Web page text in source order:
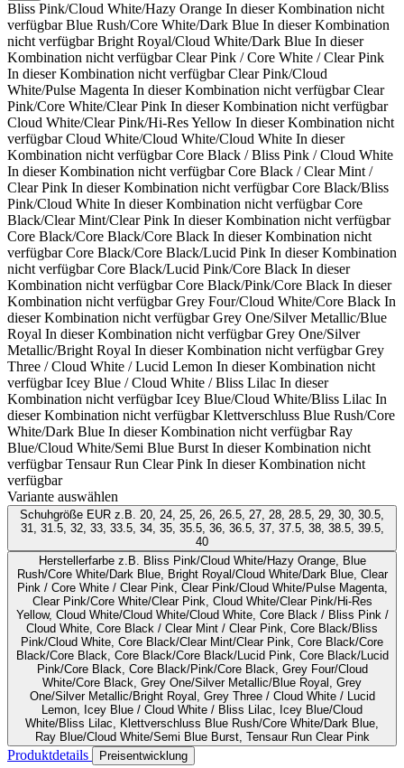
Bliss Pink/Cloud White/Hazy Orange In dieser Kombination nicht
verfügbar Blue Rush/Core White/Dark Blue In dieser Kombination
nicht verfügbar Bright Royal/Cloud White/Dark Blue In dieser
Kombination nicht verfügbar Clear Pink / Core White / Clear Pink
In dieser Kombination nicht verfügbar Clear Pink/Cloud
White/Pulse Magenta In dieser Kombination nicht verfügbar Clear
Pink/Core White/Clear Pink In dieser Kombination nicht verfügbar
Cloud White/Clear Pink/Hi-Res Yellow In dieser Kombination nicht
verfügbar Cloud White/Cloud White/Cloud White In dieser
Kombination nicht verfügbar Core Black / Bliss Pink / Cloud White
In dieser Kombination nicht verfügbar Core Black / Clear Mint /
Clear Pink In dieser Kombination nicht verfügbar Core Black/Bliss
Pink/Cloud White In dieser Kombination nicht verfügbar Core
Black/Clear Mint/Clear Pink In dieser Kombination nicht verfügbar
Core Black/Core Black/Core Black In dieser Kombination nicht
verfügbar Core Black/Core Black/Lucid Pink In dieser Kombination
nicht verfügbar Core Black/Lucid Pink/Core Black In dieser
Kombination nicht verfügbar Core Black/Pink/Core Black In dieser
Kombination nicht verfügbar Grey Four/Cloud White/Core Black In
dieser Kombination nicht verfügbar Grey One/Silver Metallic/Blue
Royal In dieser Kombination nicht verfügbar Grey One/Silver
Metallic/Bright Royal In dieser Kombination nicht verfügbar Grey
Three / Cloud White / Lucid Lemon In dieser Kombination nicht
verfügbar Icey Blue / Cloud White / Bliss Lilac In dieser
Kombination nicht verfügbar Icey Blue/Cloud White/Bliss Lilac In
dieser Kombination nicht verfügbar Klettverschluss Blue Rush/Core
White/Dark Blue In dieser Kombination nicht verfügbar Ray
Blue/Cloud White/Semi Blue Burst In dieser Kombination nicht
verfügbar Tensaur Run Clear Pink In dieser Kombination nicht
verfügbar
Variante auswählen
Schuhgröße EUR
31, 31.5, 32, 33, 33.5, 34, 35, 35.5, 36, 36.5, 37, 37.5, 38, 38.5, 39.5,
40
Herstellerfarbez.B. Bliss Pink/Cloud White/Hazy Orange, Blue
Rush/Core White/Dark Blue, Bright Royal/Cloud White/Dark Blue, Clear
Pink / Core White / Clear Pink, Clear Pink/Cloud White/Pulse Magenta,
Clear Pink/Core White/Clear Pink, Cloud White/Clear Pink/Hi-Res
Yellow, Cloud White/Cloud White/Cloud White, Core Black / Bliss Pink /
Cloud White, Core Black / Clear Mint / Clear Pink, Core Black/Bliss
Pink/Cloud White, Core Black/Clear Mint/Clear Pink, Core Black/Core
Black/Core Black, Core Black/Core Black/Lucid Pink, Core Black/Lucid
Pink/Core Black, Core Black/Pink/Core Black, Grey Four/Cloud
White/Core Black, Grey One/Silver Metallic/Blue Royal, Grey
One/Silver Metallic/Bright Royal, Grey Three / Cloud White / Lucid
Lemon, Icey Blue / Cloud White / Bliss Lilac, Icey Blue/Cloud
White/Bliss Lilac, Klettverschluss Blue Rush/Core White/Dark Blue,
Ray Blue/Cloud White/Semi Blue Burst, Tensaur Run Clear Pink
Produktdetails Preisentwicklung